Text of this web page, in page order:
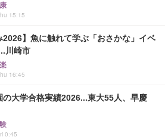
15:15
2026】魚に触れて学ぶ「おさかな」イベ
川崎市
16:45
の大学合格実績2026...東大55人、早慶
0:45